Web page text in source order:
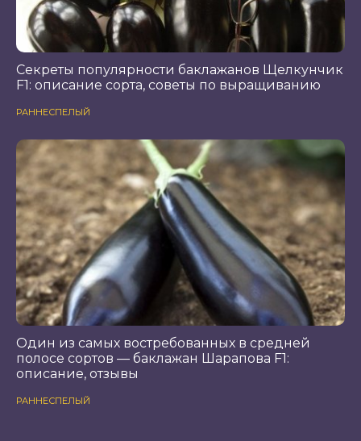
Секреты популярности баклажанов Щелкунчик
F1: описание сорта, советы по выращиванию
РАННЕСПЕЛЫЙ
Один из самых востребованных в средней
полосе сортов — баклажан Шарапова F1:
описание, отзывы
РАННЕСПЕЛЫЙ